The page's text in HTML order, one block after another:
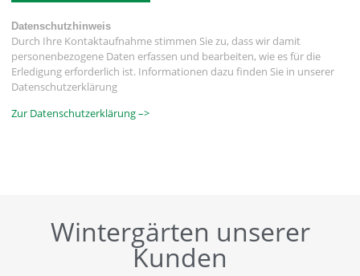
Datenschutzhinweis
Durch Ihre Kontaktaufnahme stimmen Sie zu, dass wir damit
personenbezogene Daten erfassen und bearbeiten, wie es für die
Erledigung erforderlich ist. Informationen dazu finden Sie in unserer
Datenschutzerklärung
Zur Datenschutzerklärung –>
Wintergärten unserer
Kunden